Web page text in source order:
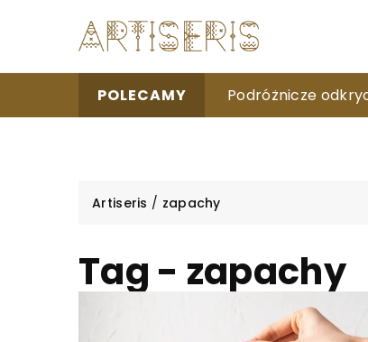
POLECAMY Odkrywając
Podróżnicze
Porównanie
Artiseris / zapachy
Tag - zapachy